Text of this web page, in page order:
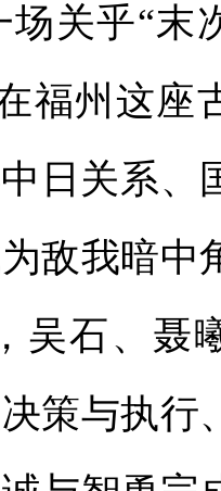
关乎“末
福州这座
日关系、
敌我暗中
吴石、聂
策与执行